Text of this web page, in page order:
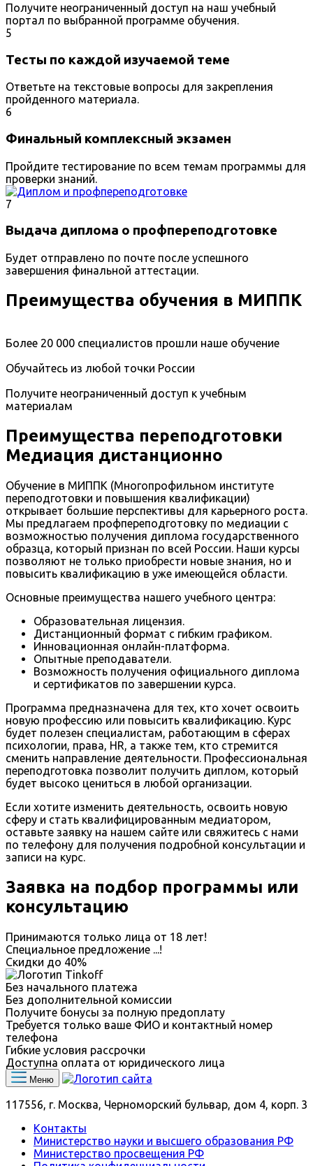
Получите неограниченный доступ на наш учебный
портал по выбранной программе обучения.
5
Тесты по каждой изучаемой теме
Ответьте на текстовые вопросы для закрепления
пройденного материала.
6
Финальный комплексный экзамен
Пройдите тестирование по всем темам программы для
проверки знаний.
7
Выдача диплома о профпереподготовке
Будет отправлено по почте после успешного
завершения финальной аттестации.
Преимущества обучения в МИППК
Более 20 000 специалистов прошли наше обучение
Обучайтесь из любой точки России
Получите неограниченный доступ к учебным
материалам
Преимущества переподготовки
Медиация дистанционно
Обучение в МИППК (Многопрофильном институте
переподготовки и повышения квалификации)
открывает большие перспективы для карьерного роста.
Мы предлагаем профпереподготовку по медиации с
возможностью получения диплома государственного
образца, который признан по всей России. Наши курсы
позволяют не только приобрести новые знания, но и
повысить квалификацию в уже имеющейся области.
Основные преимущества нашего учебного центра:
Образовательная лицензия.
Дистанционный формат с гибким графиком.
Инновационная онлайн-платформа.
Опытные преподаватели.
Возможность получения официального диплома
и сертификатов по завершении курса.
Программа предназначена для тех, кто хочет освоить
новую профессию или повысить квалификацию. Курс
будет полезен специалистам, работающим в сферах
психологии, права, HR, а также тем, кто стремится
сменить направление деятельности. Профессиональная
переподготовка позволит получить диплом, который
будет высоко цениться в любой организации.
Если хотите изменить деятельность, освоить новую
сферу и стать квалифицированным медиатором,
оставьте заявку на нашем сайте или свяжитесь с нами
по телефону для получения подробной консультации и
записи на курс.
Заявка на подбор программы или
консультацию
Принимаются только лица от 18 лет!
Специальное предложение
!
Скидки до 40%
Без начального платежа
Без дополнительной комиссии
Получите бонусы за полную предоплату
Требуется только ваше ФИО и контактный номер
телефона
Гибкие условия рассрочки
Доступна оплата от юридического лица
Меню
117556, г. Москва, Черноморский бульвар, дом 4, корп. 3
Контакты
Министерство науки и высшего образования РФ
Министерство просвещения РФ